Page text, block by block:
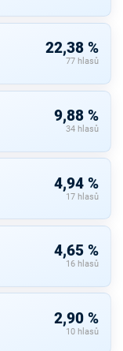
22,38 %
77 hlasů
9,88 %
34 hlasů
4,94 %
17 hlasů
4,65 %
16 hlasů
2,90 %
10 hlasů